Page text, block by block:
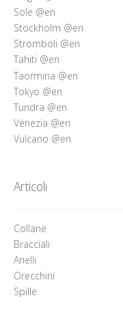
Sole @en
Stockholm @en
Stromboli @en
Tahiti @en
Taormina @en
Tokyo @en
Tundra @en
Venezia @en
Vulcano @en
Articoli
Collane
Bracciali
Anelli
Orecchini
Spille